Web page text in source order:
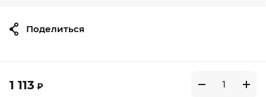
1 113 ₽
Поделиться